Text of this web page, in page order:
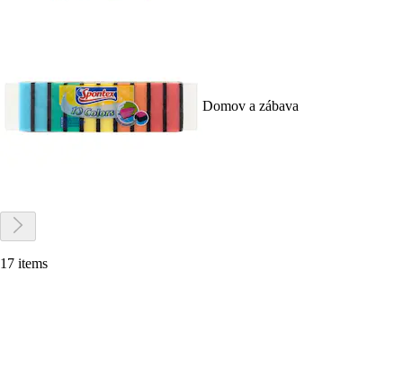
Domov a zábava
17 items